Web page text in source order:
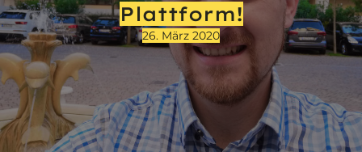
Plattform!
26. März 2020